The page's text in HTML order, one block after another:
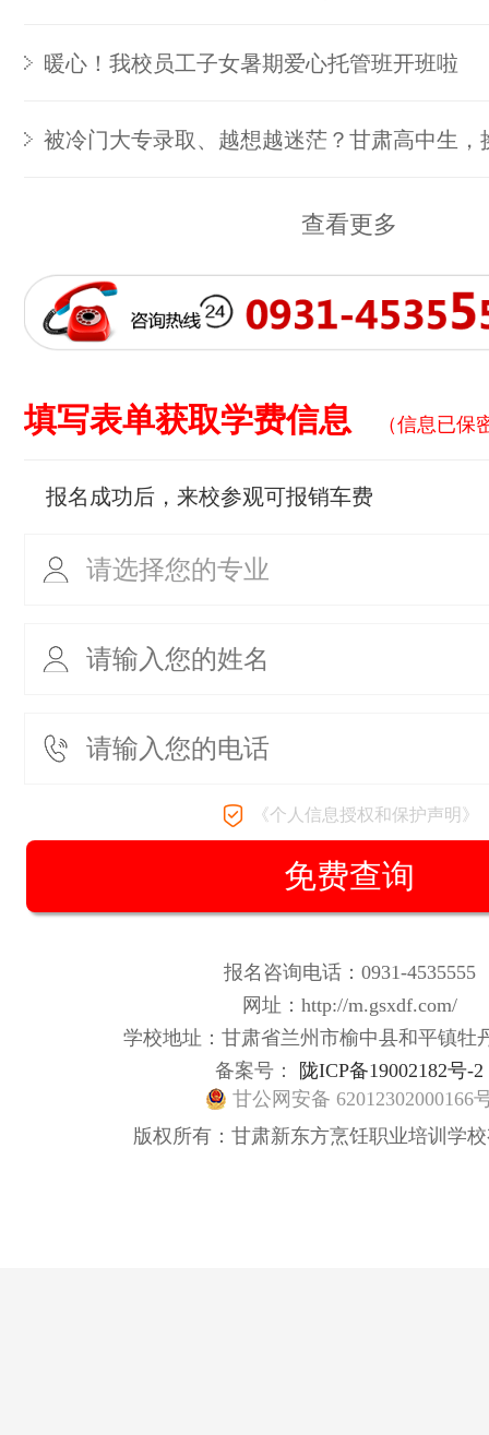
暖心！我校员工子女暑期爱心托管班开班啦
被冷门大专录取、越想越迷茫？甘肃高中生，
查看更多
填写表单获取学费信息 （信息已保
报名成功后，来校参观可报销车费
《个人信息授权和保护声明》
报名咨询电话：0931-4535555
网址：http://m.gsxdf.com/
学校地址：甘肃省兰州市榆中县和平镇牡
备案号：
陇ICP备19002182号-2
甘公网安备 62012302000166
版权所有：甘肃新东方烹饪职业培训学